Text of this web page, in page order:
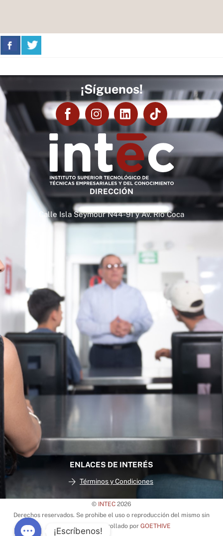
¡Síguenos!
DIRECCIÓN
Calle Isla Seymour N44-91 y Av. Rio Coca
ENLACES DE INTERÉS
Términos y Condiciones
To
Top
© INTEC 2026
Derechos reservados. Se prohibe el uso o reproducción del mismo sin
autorización. Desarrollado por GOETHIVE
¡Escríbenos!